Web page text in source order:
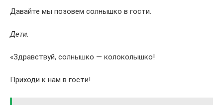
Давайте мы позовем солнышко в гости.
Дети.
«Здравствуй, солнышко — колоколышко!
Приходи к нам в гости!